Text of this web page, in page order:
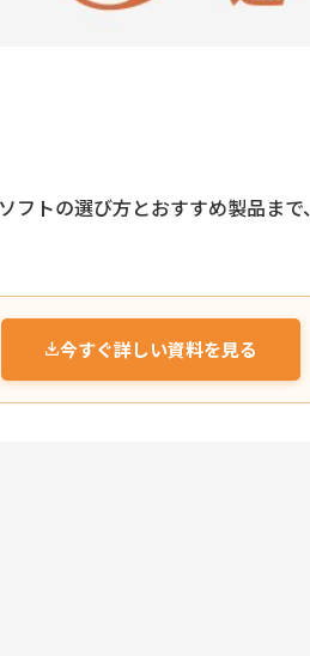
トの選び方とおすすめ製品まで、
今すぐ詳しい資料を見る